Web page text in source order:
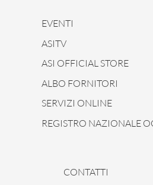
EVENTI
ASITV
ASI OFFICIAL STORE
ALBO FORNITORI
SERVIZI ONLINE
REGISTRO NAZIONALE
CONTATTI